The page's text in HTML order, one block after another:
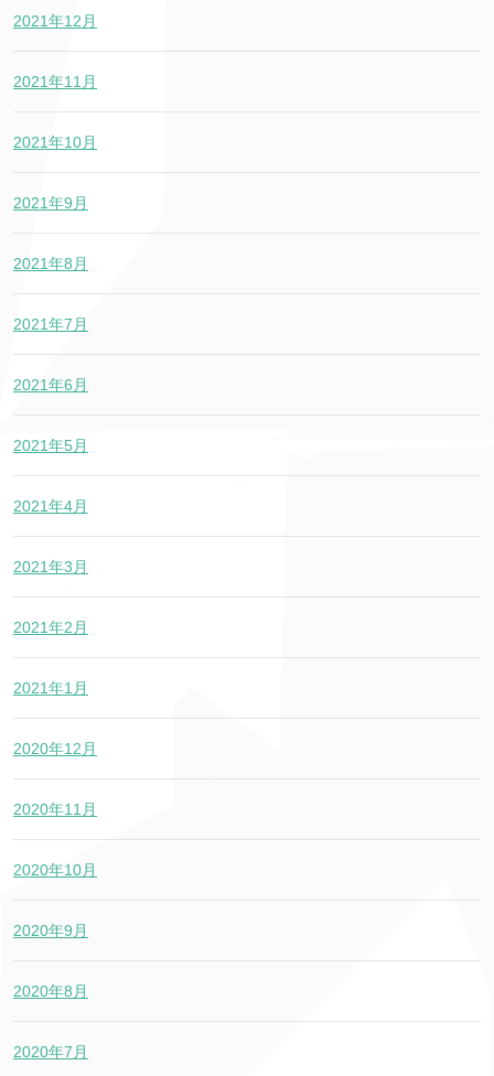
2021年12月
2021年11月
2021年10月
2021年9月
2021年8月
2021年7月
2021年6月
2021年5月
2021年4月
2021年3月
2021年2月
2021年1月
2020年12月
2020年11月
2020年10月
2020年9月
2020年8月
2020年7月